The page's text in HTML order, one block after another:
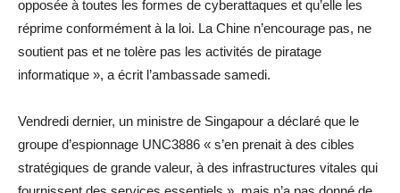
opposée à toutes les formes de cyberattaques et qu’elle les
réprime conformément à la loi. La Chine n’encourage pas, ne
soutient pas et ne tolère pas les activités de piratage
informatique », a écrit l’ambassade samedi.
Vendredi dernier, un ministre de Singapour a déclaré que le
groupe d’espionnage UNC3886 « s’en prenait à des cibles
stratégiques de grande valeur, à des infrastructures vitales qui